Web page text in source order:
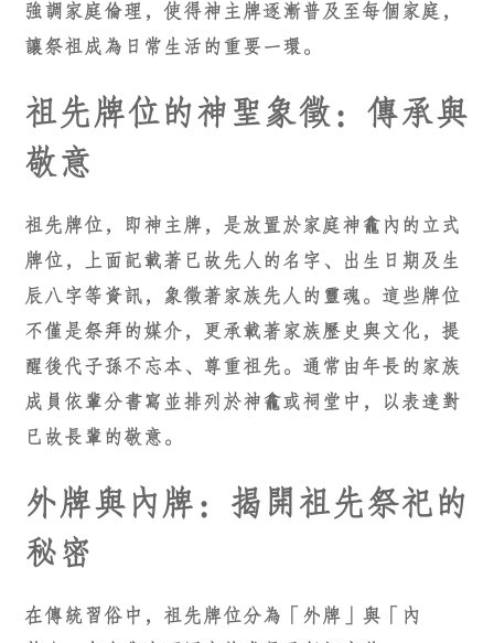
強調家庭倫理，使得神主牌逐漸普及至每個家庭，
讓祭祖成為日常生活的重要一環。
祖先牌位的神聖象徵：傳承與
敬意
祖先牌位，即神主牌，是放置於家庭神龕內的立式
牌位，上面記載著已故先人的名字、出生日期及生
辰八字等資訊，象徵著家族先人的靈魂。這些牌位
不僅是祭拜的媒介，更承載著家族歷史與文化，提
醒後代子孫不忘本、尊重祖先。通常由年長的家族
成員依輩分書寫並排列於神龕或祠堂中，以表達對
已故長輩的敬意。
外牌與內牌：揭開祖先祭祀的
秘密
在傳統習俗中，祖先牌位分為「外牌」與「內